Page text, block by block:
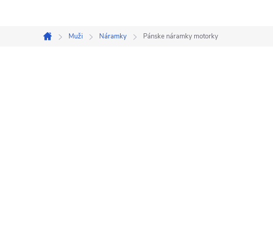
Domov
Muži Náramky Pánske náramky motorky